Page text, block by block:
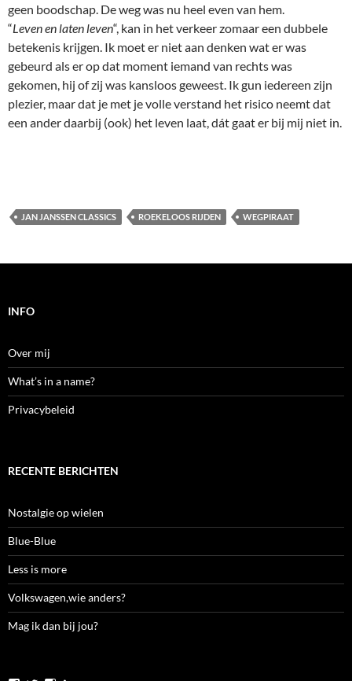
geen boodschap. De weg was nu heel even van hem.
“Leven en laten leven“, kan in het verkeer zomaar een dubbele
betekenis krijgen. Ik moet er niet aan denken wat er was
gebeurd als er op dat moment iemand van rechts was
gekomen, hij of zij was kansloos geweest. Ik gun iedereen zijn
plezier, maar dat je met je volle verstand het risico neemt dat
een ander daarbij (ook) het leven laat, dát gaat er bij mij niet in.
JAN JANSSEN CLASSICS ROEKELOOS RIJDEN WEGPIRAAT
INFO
Over mij
What’s in a name?
Privacybeleid
RECENTE BERICHTEN
Nostalgie op wielen
Blue-Blue
Less is more
Volkswagen,wie anders?
Mag ik dan bij jou?